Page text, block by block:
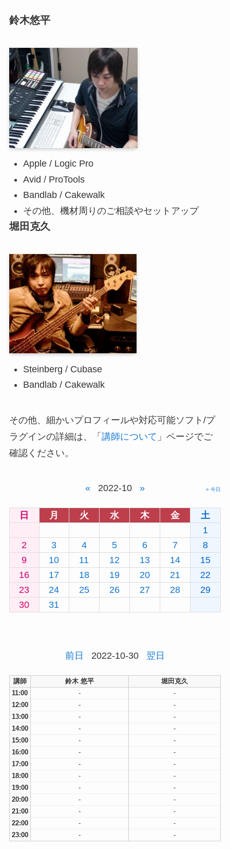
鈴木悠平
Apple / Logic Pro
Avid / ProTools
Bandlab / Cakewalk
その他、機材周りのご相談やセットアップ
堀田克久
Steinberg / Cubase
Bandlab / Cakewalk
その他、細かいプロフィールや対応可能ソフト/プ
ラグインの詳細は、「 講師について 」ページでご
確認ください。
« 2022-10 » » 今日
日 月 火 水 木 金
土
1
2
3 4 5 6 7
8
9
10 11 12 13 14
15
16
17 18 19 20 21
22
23
24 25 26 27 28
29
30
31
前日 2022-10-30 翌日
講師 鈴木 悠平
堀田克久
11:00
-
-
12:00
-
-
13:00
-
-
14:00
-
-
15:00
-
-
16:00
-
-
17:00
-
-
18:00
-
-
19:00
-
-
20:00
-
-
21:00
-
-
22:00
-
-
23:00
- -